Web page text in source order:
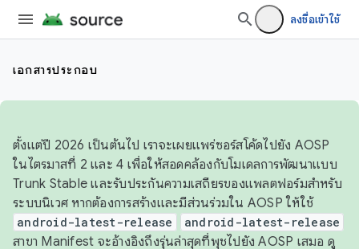
ลงชื่อเข้าใช้
เอกสารประกอบ
ตั้งแต่ปี 2026 เป็นต้นไป เราจะเผยแพร่ซอร์สโค้ดไปยัง AOSP
ในไตรมาสที่ 2 และ 4 เพื่อให้สอดคล้องกับโมเดลการพัฒนาแบบ
Trunk Stable และรับประกันความเสถียรของแพลตฟอร์มสำหรับ
ระบบนิเวศ หากต้องการสร้างและมีส่วนร่วมใน AOSP ให้ใช้
android-latest-release android-latest-release
สาขา Manifest จะอ้างอิงถึงรุ่นล่าสุดที่พุชไปยัง AOSP เสมอ ดู